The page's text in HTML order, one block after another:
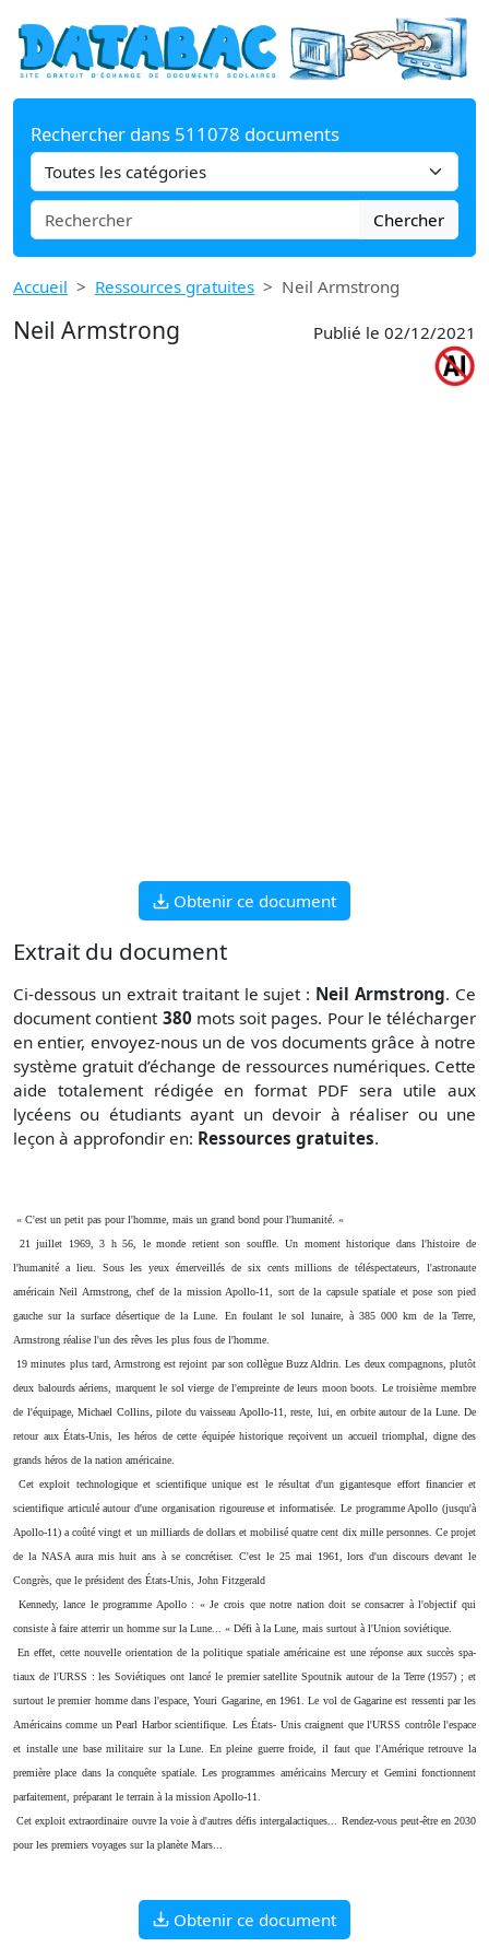
Rechercher dans 511078 documents
Chercher
Accueil Ressources gratuites Neil Armstrong
Neil Armstrong Publié le 02/12/2021
Obtenir ce document
Extrait du document
Ci-dessous un extrait traitant le sujet : Neil Armstrong. Ce
document contient 380 mots soit pages. Pour le télécharger
en entier, envoyez-nous un de vos documents grâce à notre
système gratuitd’échange de ressources numériques. Cette
aide totalement rédigée en format PDF sera utile aux
lycéens ou étudiants ayant un devoir à réaliser ou une
leçon à approfondir en: Ressources gratuites.
« C'est un petit pas pour l'homme, mais un grand bond pour l'humanité. «
21 juillet 1969, 3 h 56, le monde retient son souffle. Un moment historique dans l'histoire de
l'humanité a lieu. Sous les yeux émerveillés de six cents millions de téléspectateurs, l'astronaute
américain Neil Armstrong, chef de la mission Apollo-11, sort de la capsule spatiale et pose son pied
gauche sur la surface désertique de la Lune. En foulant le sol lunaire, à 385 000 km de la Terre,
Armstrong réalise l'un des rêves les plus fous de l'homme.
19 minutes plus tard, Armstrong est rejoint par son collègue Buzz Aldrin. Les deux compagnons, plutôt
deux balourds aériens, marquent le sol vierge de l'empreinte de leurs moon boots. Le troisième membre
de l'équipage, Michael Collins, pilote du vaisseau Apollo-11, reste, lui, en orbite autour de la Lune. De
retour aux États-Unis, les héros de cette équipée historique reçoivent un accueil triomphal, digne des
grands héros de la nation américaine.
Cet exploit technologique et scientifique unique est le résultat d'un gigantesque effort financier et
scientifique articulé autour d'une organisation rigoureuse et informatisée. Le programme Apollo (jusqu'à
Apollo-11) a coûté vingt et un milliards de dollars et mobilisé quatre cent dix mille personnes. Ce projet
de la NASA aura mis huit ans à se concrétiser. C'est le 25 mai 1961, lors d'un discours devant le
Congrès, que le président des États-Unis, John Fitzgerald
Kennedy, lance le programme Apollo : « Je crois que notre nation doit se consacrer à l'objectif qui
consiste à faire atterrir un homme sur la Lune... « Défi à la Lune, mais surtout à l'Union soviétique.
En effet, cette nouvelle orientation de la politique spatiale américaine est une réponse aux succès spa-
tiaux de l'URSS : les Soviétiques ont lancé le premier satellite Spoutnik autour de la Terre (1957) ; et
surtout le premier homme dans l'espace, Youri Gagarine, en 1961. Le vol de Gagarine est ressenti par les
Américains comme un Pearl Harbor scientifique. Les États- Unis craignent que l'URSS contrôle l'espace
et installe une base militaire sur la Lune. En pleine guerre froide, il faut que l'Amérique retrouve la
première place dans la conquête spatiale. Les programmes américains Mercury et Gemini fonctionnent
parfaitement, préparant le terrain à la mission Apollo-11.
Cet exploit extraordinaire ouvre la voie à d'autres défis intergalactiques... Rendez-vous peut-être en 2030
pour les premiers voyages sur la planète Mars...
Obtenir ce document